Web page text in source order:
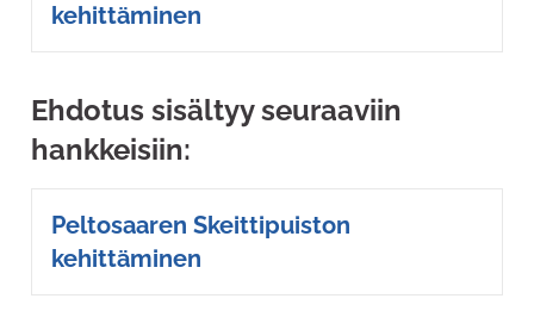
kehittäminen
Ehdotus sisältyy seuraaviin
hankkeisiin:
Peltosaaren Skeittipuiston
kehittäminen